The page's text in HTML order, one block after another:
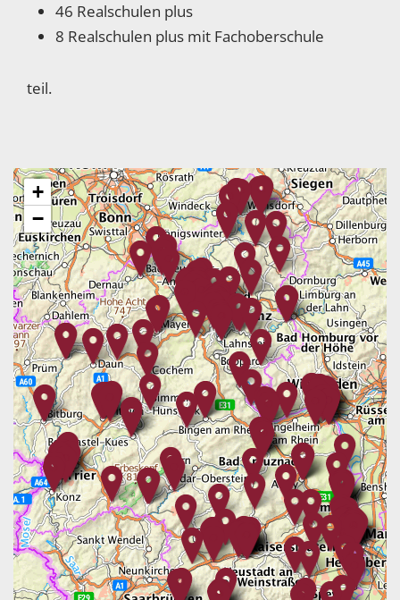
46 Realschulen plus
8 Realschulen plus mit Fachoberschule
teil.
+
−